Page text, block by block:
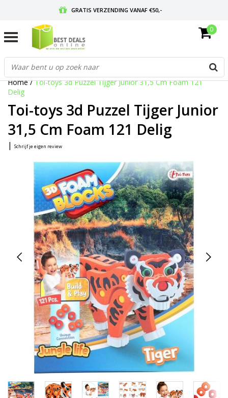
GRATIS VERZENDING VANAF €50,-
GRATIS RETOURNEREN EN 30 DAGEN BEDENKTIJD
0
Home/Toi-toys 3d Puzzel Tijger Junior 31,5 Cm Foam 121
Delig
Toi-toys 3d Puzzel Tijger Junior
31,5 Cm Foam 121 Delig
| Schrijf je eigen review